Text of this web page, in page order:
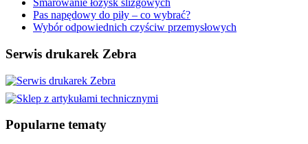
Smarowanie łożysk ślizgowych
Pas napędowy do piły – co wybrać?
Wybór odpowiednich czyściw przemysłowych
Serwis drukarek Zebra
Popularne tematy